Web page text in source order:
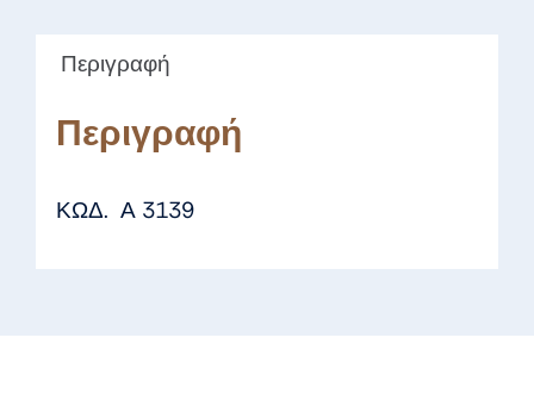
Περιγραφή
Περιγραφή
ΚΩΔ. Α 3139